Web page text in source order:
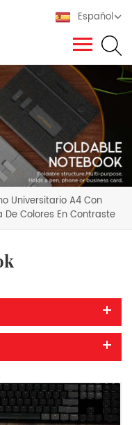
Español
Universitario A4 Con
De Colores En Contraste